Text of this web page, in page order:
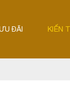
ĐÃI KIẾN